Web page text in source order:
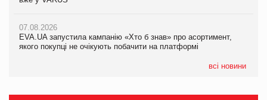
07.08.2026
EVA.UA запустила кампанію «Хто б знав» про асортимент,
якого покупці не очікують побачити на платформі
всі новини
05.08.2026
Мережа супермаркетів VARUS купує мережу магазинів